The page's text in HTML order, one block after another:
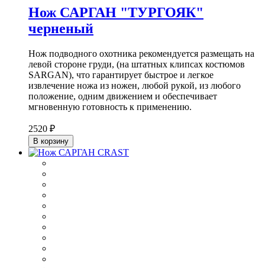
Нож САРГАН "ТУРГОЯК"
черненый
Нож подводного охотника рекомендуется размещать на
левой стороне груди, (на штатных клипсах костюмов
SARGAN), что гарантирует быстрое и легкое
извлечение ножа из ножен, любой рукой, из любого
положение, одним движением и обеспечивает
мгновенную готовность к применению.
2520 ₽
В корзину